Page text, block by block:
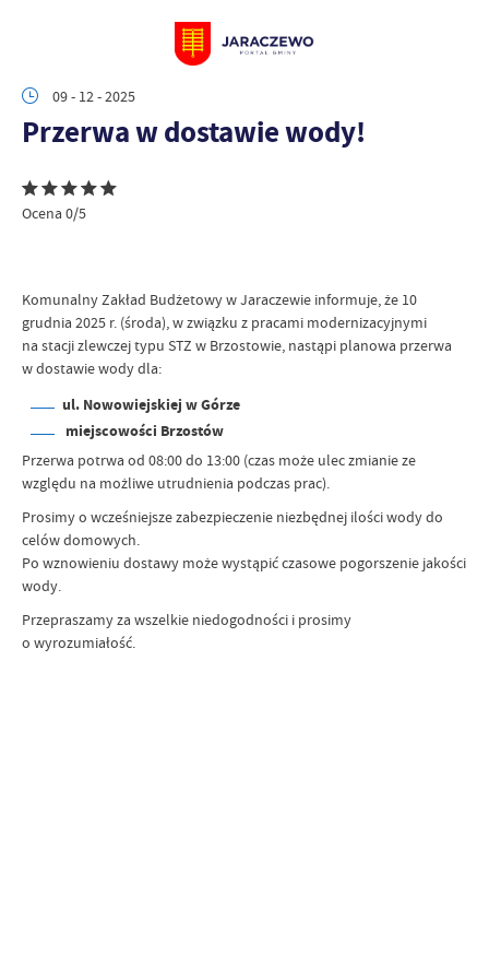
09 - 12 - 2025
Przerwa w dostawie wody!
Ocena 0/5
Komunalny Zakład Budżetowy w Jaraczewie informuje, że 10
grudnia 2025 r. (środa), w związku z pracami modernizacyjnymi
na stacji zlewczej typu STZ w Brzostowie, nastąpi planowa przerwa
w dostawie wody dla:
ul. Nowowiejskiej w Górze
miejscowości Brzostów
Przerwa potrwa od 08:00 do 13:00 (czas może ulec zmianie ze
względu na możliwe utrudnienia podczas prac).
Prosimy o wcześniejsze zabezpieczenie niezbędnej ilości wody do
celów domowych.
Po wznowieniu dostawy może wystąpić czasowe pogorszenie jakości
wody.
Przepraszamy za wszelkie niedogodności i prosimy
o wyrozumiałość.